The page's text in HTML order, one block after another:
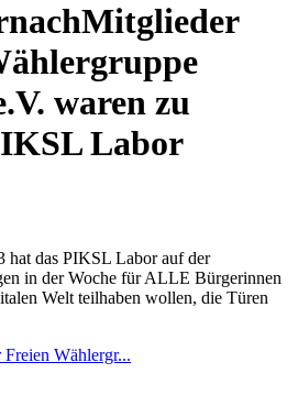
Mitglieder
waren zu
Labor
hat das PIKSL Labor auf der
in der Woche für ALLE Bürgerinnen
Welt teilhaben wollen, die Türen
Wählergr...